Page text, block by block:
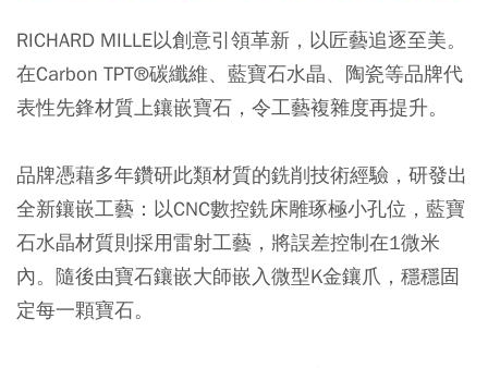
RICHARD MILLE以創意引領革新，以匠藝追逐至美。
在Carbon TPT®碳纖維、藍寶石水晶、陶瓷等品牌代
表性先鋒材質上鑲嵌寶石，令工藝複雜度再提升。
品牌憑藉多年鑽研此類材質的銑削技術經驗，研發出
全新鑲嵌工藝：以CNC數控銑床雕琢極小孔位，藍寶
石水晶材質則採用雷射工藝，將誤差控制在1微米
內。隨後由寶石鑲嵌大師嵌入微型K金鑲爪，穩穩固
定每一顆寶石。